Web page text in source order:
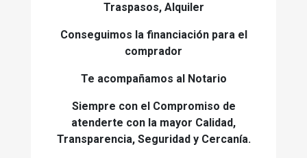
Traspasos, Alquiler
Conseguimos la financiación para el
comprador
Te acompañamos al Notario
Siempre con el Compromiso de
atenderte con la mayor Calidad,
Transparencia, Seguridad y Cercanía.